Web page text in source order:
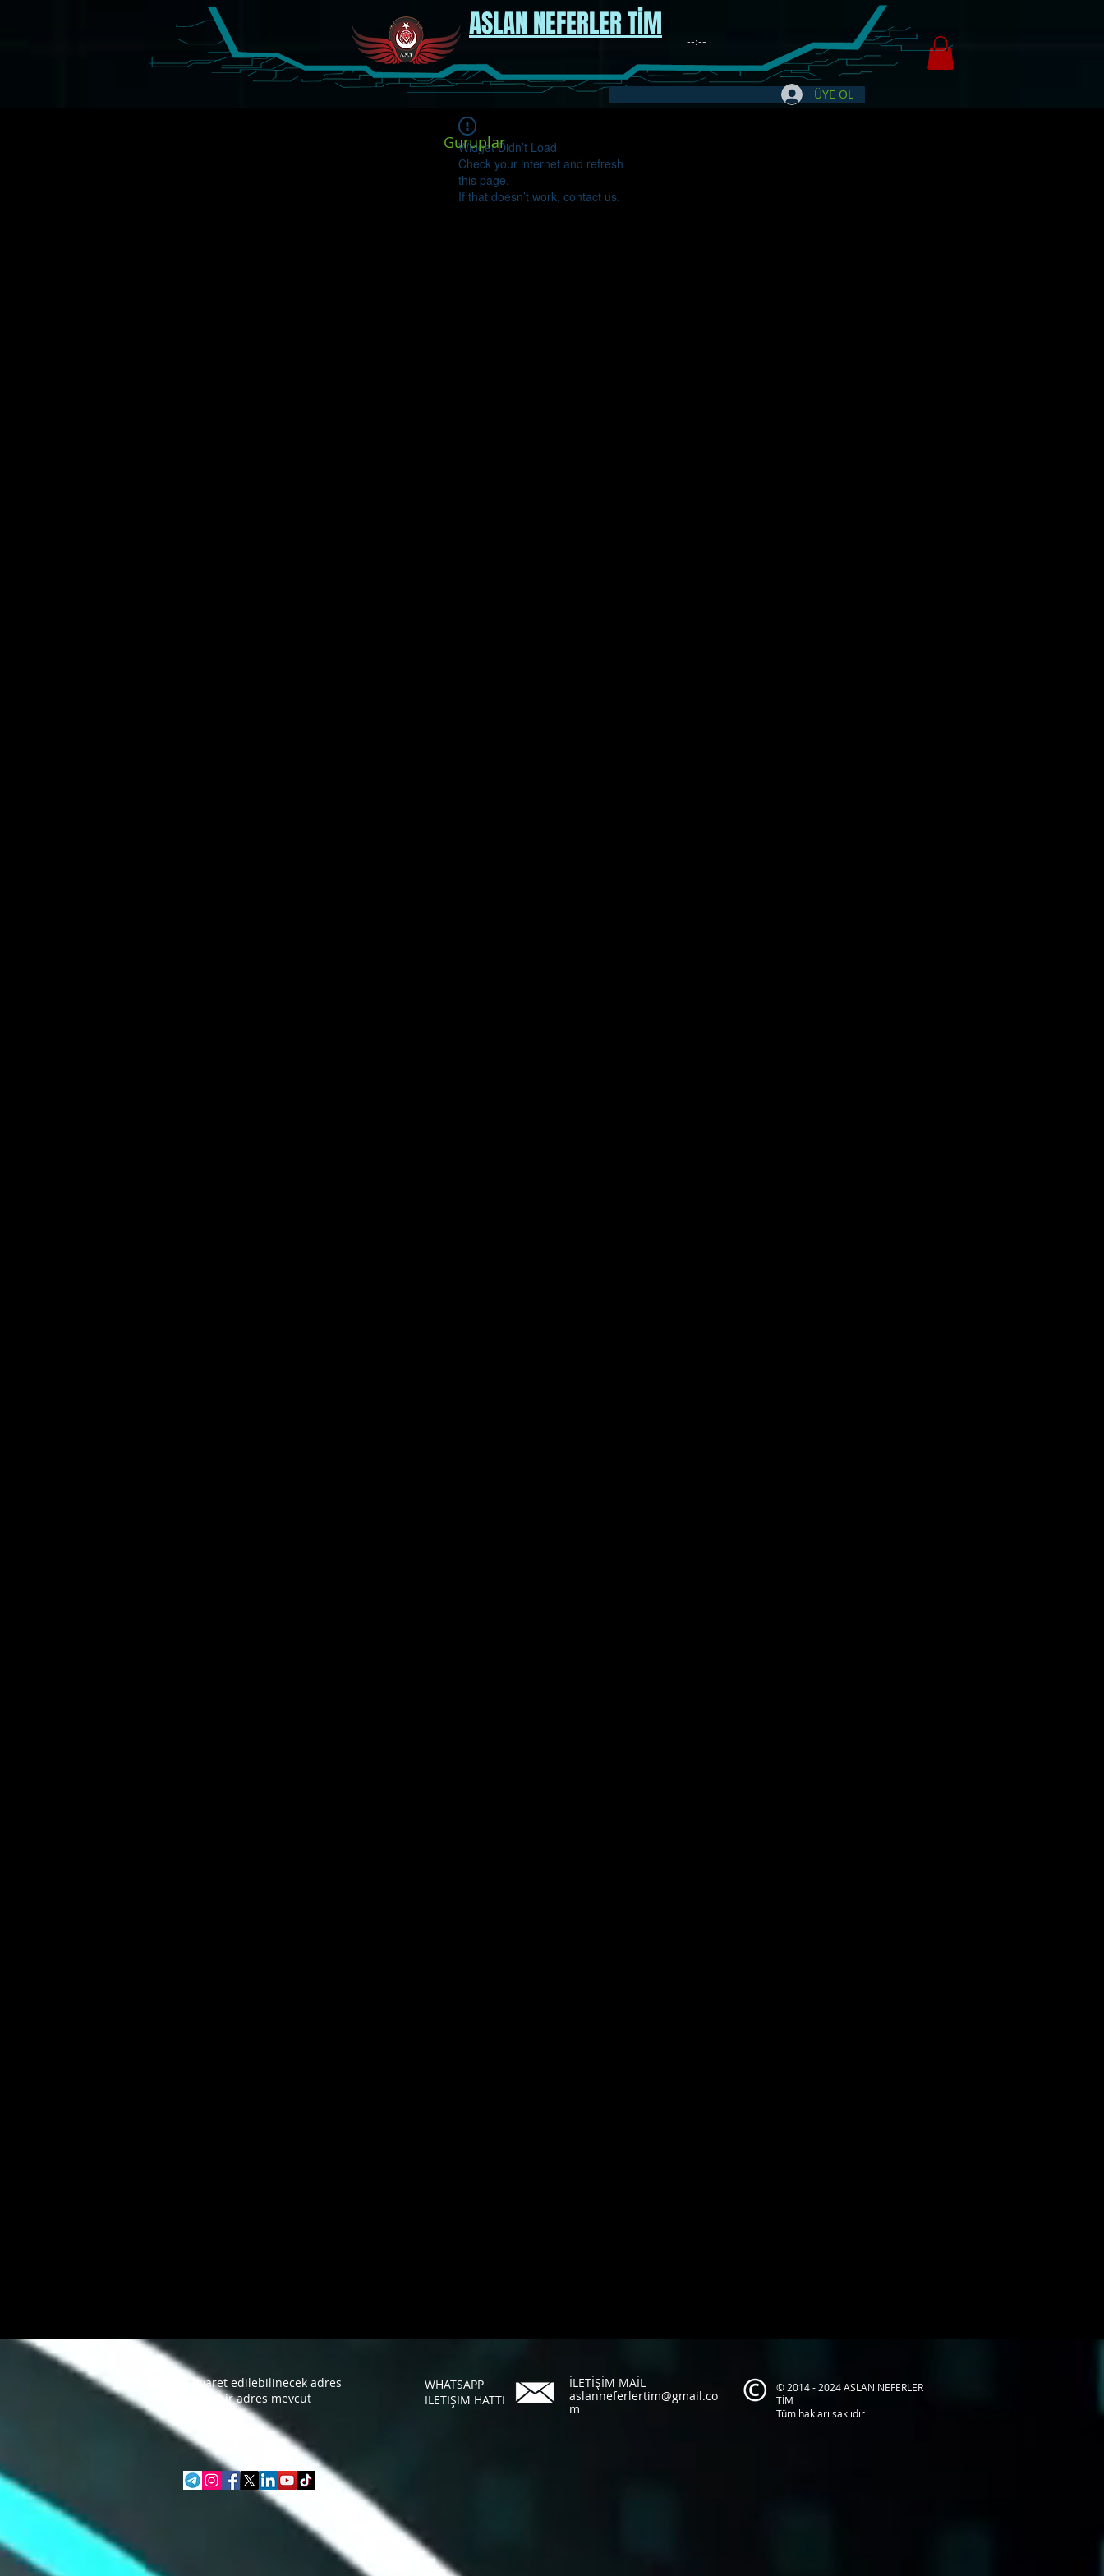
ASLAN NEFERLER TİM
ÜYE OL
Widget Didn’t Load
Check your internet and refresh
this page.
If that doesn’t work, contact us.
Guruplar
Ziyaret edilebilinecek adres
fiziki bir adres mevcut
WHATSAPP
İLETİŞİM HATTI
İLETİŞİM MAİL
aslanneferlertim@gmail.co
m
© 2014 - 2024 ASLAN NEFERLER
TİM
Tüm hakları saklıdır